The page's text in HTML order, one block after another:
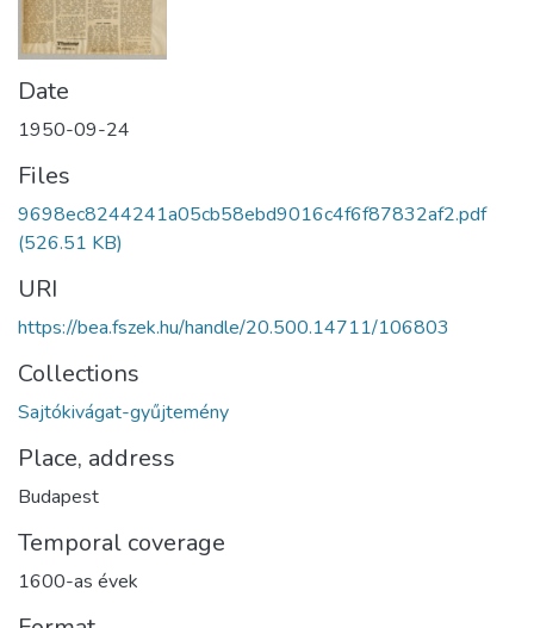
Date
1950-09-24
Files
9698ec8244241a05cb58ebd9016c4f6f87832af2.pdf
(526.51 KB)
URI
https://bea.fszek.hu/handle/20.500.14711/106803
Collections
Sajtókivágat-gyűjtemény
Place, address
Budapest
Temporal coverage
1600-as évek